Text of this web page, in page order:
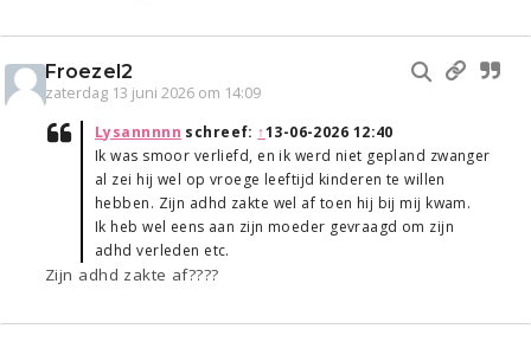
Froezel2
zaterdag 13 juni 2026 om 14:09
Lysannnnn schreef: ↑13-06-2026 12:40
Ik was smoor verliefd, en ik werd niet gepland zwanger
al zei hij wel op vroege leeftijd kinderen te willen
hebben. Zijn adhd zakte wel af toen hij bij mij kwam.
Ik heb wel eens aan zijn moeder gevraagd om zijn
adhd verleden etc.
Zijn adhd zakte af????